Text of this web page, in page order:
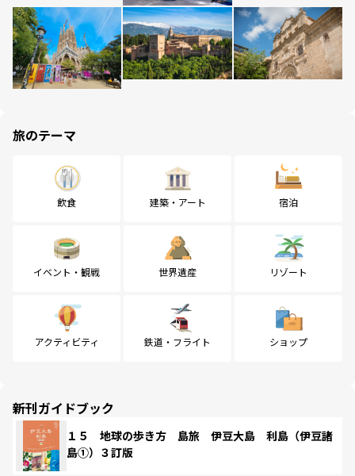
旅のテーマ
飲食 建築・アート 宿泊
イベント・観戦 世界遺産 リゾート
アクティビティ 鉄道・フライト ショップ
新刊ガイドブック
１５ 地球の歩き方 島旅 伊豆大島 利島（伊豆諸
島①）３訂版